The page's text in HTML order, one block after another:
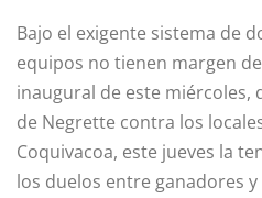
Bajo el exigente sistema de
equipos no tienen margen
inaugural de este miércoles,
de Negrette contra los
Coquivacoa, este jueves la
los duelos entre ganadores